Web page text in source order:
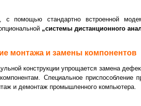
с помощью стандартно встроенной
„системы дистанционного
монтажа и замены компонентов
конструкции упрощается замена
Специальное приспособление
и демонтаж промышленного компьютера.